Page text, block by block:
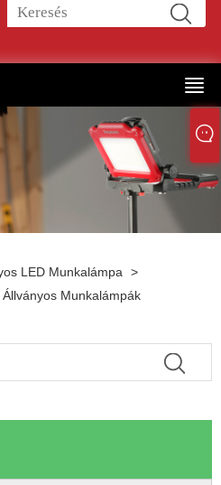
LED Munkalámpa
>
Munkalámpák